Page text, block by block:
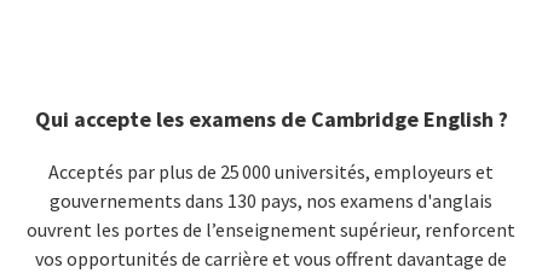
Qui accepte les examens de Cambridge English ?
Acceptés par plus de 25 000 universités, employeurs et
gouvernements dans 130 pays, nos examens d'anglais
ouvrent les portes de l’enseignement supérieur, renforcent
vos opportunités de carrière et vous offrent davantage de